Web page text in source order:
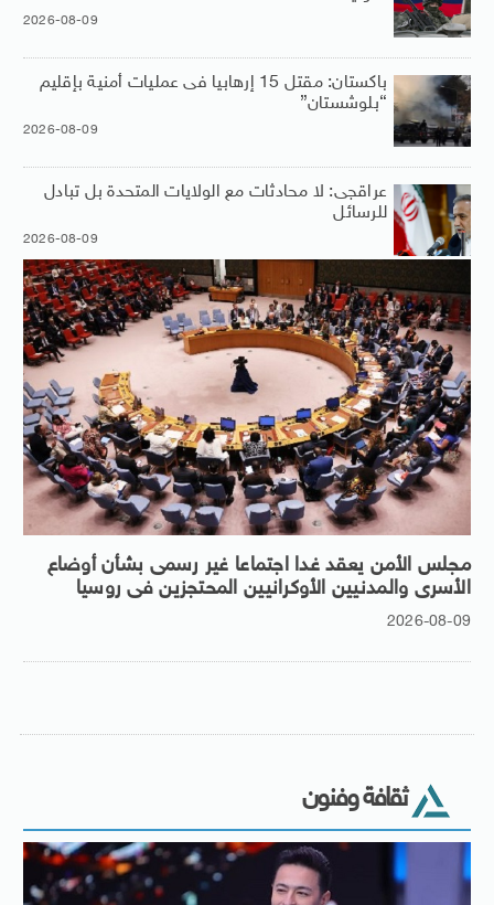
2026-08-09
باكستان: مقتل 15 إرهابيا فى عمليات أمنية بإقليم
“بلوشستان”
2026-08-09
عراقجى: لا محادثات مع الولايات المتحدة بل تبادل
للرسائل
2026-08-09
مجلس الأمن يعقد غدا اجتماعا غير رسمى بشأن أوضاع
الأسرى والمدنيين الأوكرانيين المحتجزين فى روسيا
2026-08-09
ثقافة وفنون